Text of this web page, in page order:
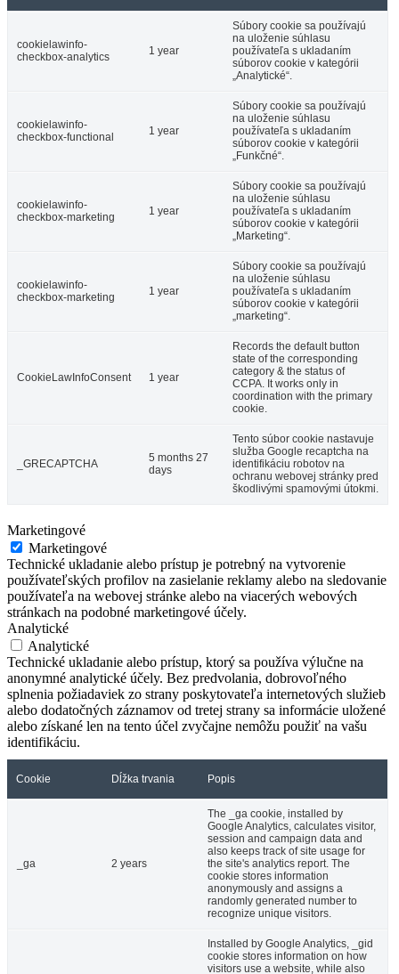
cookielawinfo-
checkbox-analytics
1 year
Súbory cookie sa používajú
na uloženie súhlasu
používateľa s ukladaním
súborov cookie v kategórii
„Analytické“.
cookielawinfo-
checkbox-functional
1 year
Súbory cookie sa používajú
na uloženie súhlasu
používateľa s ukladaním
súborov cookie v kategórii
„Funkčné“.
cookielawinfo-
checkbox-marketing
1 year
Súbory cookie sa používajú
na uloženie súhlasu
používateľa s ukladaním
súborov cookie v kategórii
„Marketing“.
cookielawinfo-
checkbox-marketing
1 year
Súbory cookie sa používajú
na uloženie súhlasu
používateľa s ukladaním
súborov cookie v kategórii
„marketing“.
CookieLawInfoConsent 1 year
Records the default button
state of the corresponding
category & the status of
CCPA. It works only in
coordination with the primary
cookie.
_GRECAPTCHA
5 months 27
days
Tento súbor cookie nastavuje
služba Google recaptcha na
identifikáciu robotov na
ochranu webovej stránky pred
škodlivými spamovými útokmi.
Marketingové
Marketingové
Technické ukladanie alebo prístup je potrebný na vytvorenie
používateľských profilov na zasielanie reklamy alebo na sledovanie
používateľa na webovej stránke alebo na viacerých webových
stránkach na podobné marketingové účely.
Analytické
Analytické
Technické ukladanie alebo prístup, ktorý sa používa výlučne na
anonymné analytické účely. Bez predvolania, dobrovoľného
splnenia požiadaviek zo strany poskytovateľa internetových služieb
alebo dodatočných záznamov od tretej strany sa informácie uložené
alebo získané len na tento účel zvyčajne nemôžu použiť na vašu
identifikáciu.
Cookie Dĺžka trvania Popis
_ga 2 years
The _ga cookie, installed by
Google Analytics, calculates visitor,
session and campaign data and
also keeps track of site usage for
the site's analytics report. The
cookie stores information
anonymously and assigns a
randomly generated number to
recognize unique visitors.
Installed by Google Analytics, _gid
cookie stores information on how
visitors use a website, while also